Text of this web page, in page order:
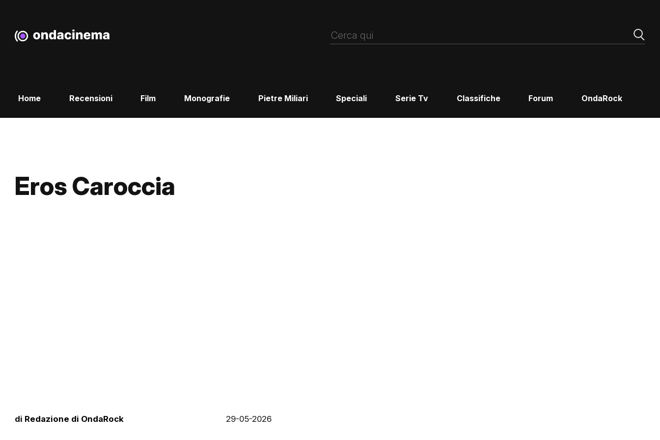
Home Recensioni Film Monografie Pietre Miliari Speciali Serie Tv Classifiche Forum OndaRock
Eros Caroccia
di Redazione di OndaRock 29-05-2026